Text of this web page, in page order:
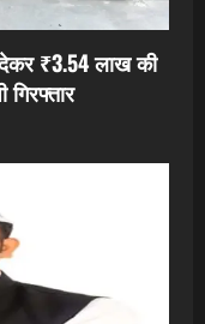
देकर ₹3.54 लाख की